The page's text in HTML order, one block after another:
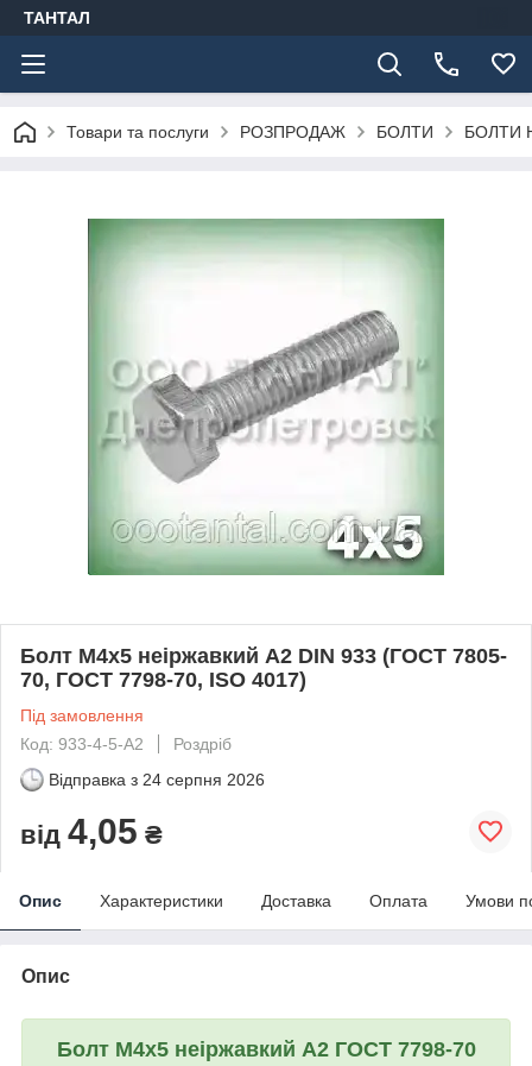
ТАНТАЛ
Товари та послуги РОЗПРОДАЖ БОЛТИ БОЛТИ
Болт М4х5 неіржавкий А2 DIN 933 (ГОСТ 7805-
70, ГОСТ 7798-70, ISO 4017)
Під замовлення
Код: 933-4-5-A2
Роздріб
Відправка з 24 серпня 2026
від 4,05 ₴
Опис Характеристики Доставка Оплата Умови
Опис
Болт М4х5 неіржавкий А2 ГОСТ 7798-70